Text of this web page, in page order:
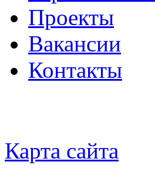
Проекты
Вакансии
Контакты
Карта сайта